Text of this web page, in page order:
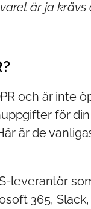
är ja krävs
och är inte
för
är de
leverantör
365,